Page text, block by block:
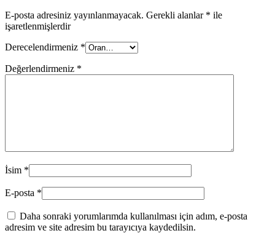
E-posta adresiniz yayınlanmayacak. Gerekli alanlar * ile
işaretlenmişlerdir
Derecelendirmeniz *
Değerlendirmeniz *
İsim *
E-posta *
Daha sonraki yorumlarımda kullanılması için adım, e-posta
adresim ve site adresim bu tarayıcıya kaydedilsin.